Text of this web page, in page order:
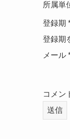
所属単
登録期
登録期
メール
コメン
送信